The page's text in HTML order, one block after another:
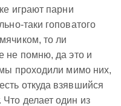
играют парни
таки гоповатого
то ли
не помню, да это и
проходили мимо них,
откуда взявшийся
делает один из